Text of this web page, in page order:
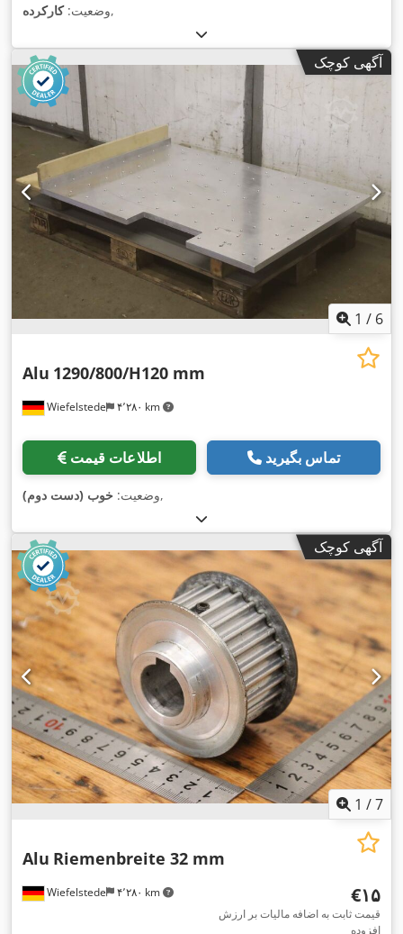
وضعیت:کارکرده ,
آگهی کوچک
1 / 6
Wiefelstede ۴٬۲۸۰ km
Alu 1290/800/H120 mm
اطلاعات قیمت تماس بگیرید
وضعیت: خوب (دست دوم) ,
آگهی کوچک
1 /7
Wiefelstede ۴٬۲۸۰ km
Alu Riemenbreite 32 mm
‎€۱۵
قیمت ثابت به اضافه مالیات بر ارزش
افزوده